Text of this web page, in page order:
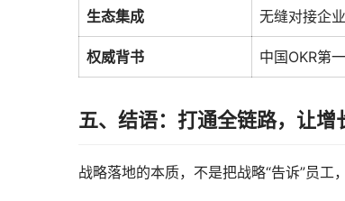
生态集成 无缝对接企
权威背书 中国OKR第
五、结语：打通全链路，让增
战略落地的本质，不是把战略“告诉”员工